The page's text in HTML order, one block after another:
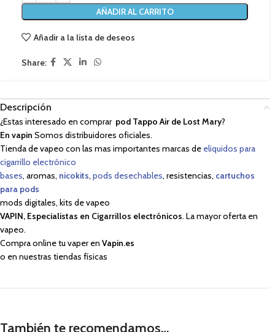
AÑADIR AL CARRITO
Añadir a la lista de deseos
Share:
Descripción
¿Estas interesado en comprar pod Tappo Air de Lost Mary?
En vapin Somos distribuidores oficiales.
Tienda de vapeo con las mas importantes marcas de eliquidos para
cigarrillo electrónico
bases, aromas, nicokits, pods desechables, resistencias, cartuchos
para pods
mods digitales, kits de vapeo
VAPIN, Especialistas en Cigarrillos electrónicos. La mayor oferta en
vapeo.
Compra online tu vaper en Vapin.es
o en nuestras tiendas físicas
También te recomendamos…